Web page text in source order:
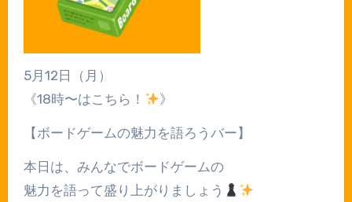
5月12日（月）
《18時〜はこちら！
》
【ボードゲームの魅力を語ろうバー】
本日は、みんなでボードゲームの
魅力を語って盛り上がりましょう